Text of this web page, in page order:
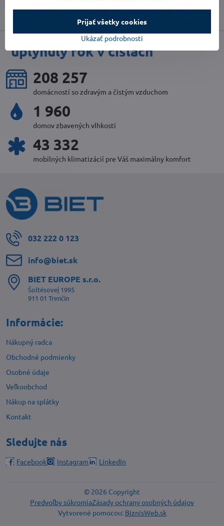
FacebookTwitterBlueskyPinterestRedditLinkedInWhatsApp
E-
uplynulý rok v číslach
227 458
domácností so zdravým a čistým vzduchom
2 128
domov zbavených vlhkosti
47 100
mobilných klimatizácií pre Váš maximálny komfort
032 222 0 123
info​@biet​.sk
BIET EUROPE s​.r​.o​.
Šoltésovej 1995
911 01 Trenčín
Informácie:
Nákupný radca
Obchodné podmienky
Osobné údaje
Veľkoobchod
Nákup na splátky
Kontakt
Sledujte nás
Facebook Instagram LinkedIn
© 2026 Copyright
Predvoľby súkromiaZásady ochrany osobných údajov
Vytvorené pomocou: BiznisWeb.sk
Ukázať podrobnosti
Prijať všetky cookies